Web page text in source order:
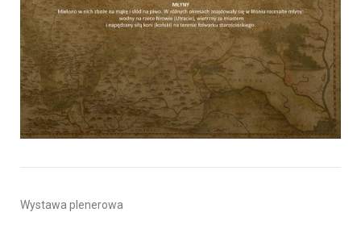
Wystawa plenerowa